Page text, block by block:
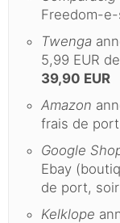
Freedom-
Twenga
5,99 EUR
39,90 EUR
Amazon
frais de
Google
Ebay
de port,
Kelklope